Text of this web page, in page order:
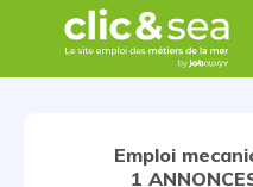
Emploi
1